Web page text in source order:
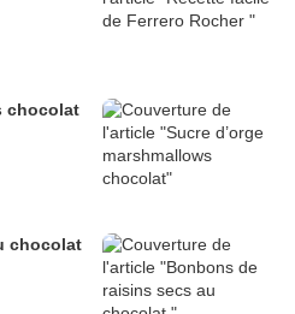
chocolat
chocolat